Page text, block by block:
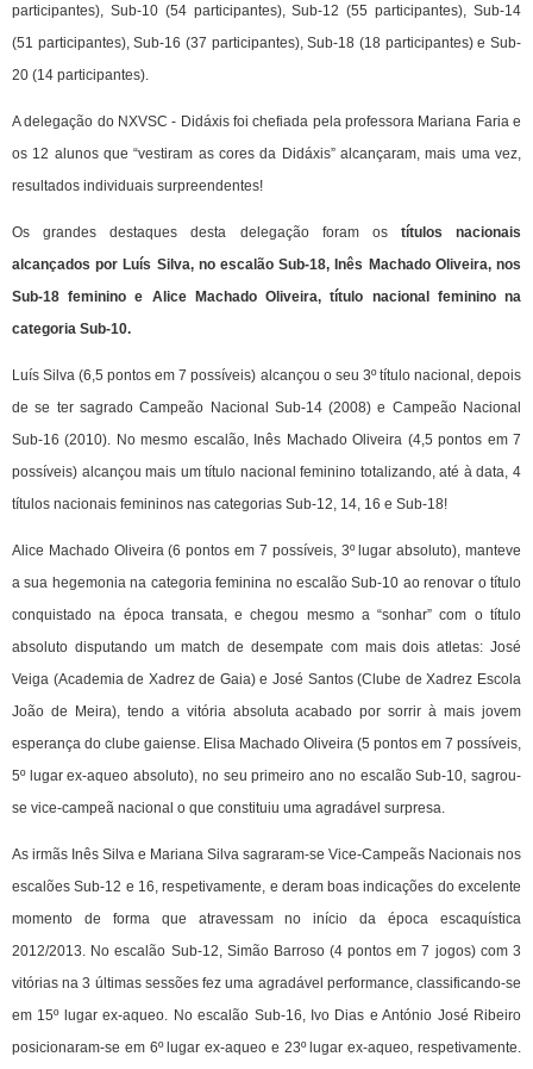
participantes), Sub-10 (54 participantes), Sub-12 (55 participantes), Sub-14
(51 participantes), Sub-16 (37 participantes), Sub-18 (18 participantes) e Sub-
20 (14 participantes).
A delegação do NXVSC - Didáxis foi chefiada pela professora Mariana Faria e
os 12 alunos que “vestiram as cores da Didáxis” alcançaram, mais uma vez,
resultados individuais surpreendentes!
Os grandes destaques desta delegação foram os títulos nacionais
alcançados por Luís Silva, no escalão Sub-18, Inês Machado Oliveira, nos
Sub-18 feminino e Alice Machado Oliveira, título nacional feminino na
categoria Sub-10.
Luís Silva (6,5 pontos em 7 possíveis) alcançou o seu 3º título nacional, depois
de se ter sagrado Campeão Nacional Sub-14 (2008) e Campeão Nacional
Sub-16 (2010). No mesmo escalão, Inês Machado Oliveira (4,5 pontos em 7
possíveis) alcançou mais um título nacional feminino totalizando, até à data, 4
títulos nacionais femininos nas categorias Sub-12, 14, 16 e Sub-18!
Alice Machado Oliveira (6 pontos em 7 possíveis, 3º lugar absoluto), manteve
a sua hegemonia na categoria feminina no escalão Sub-10 ao renovar o título
conquistado na época transata, e chegou mesmo a “sonhar” com o título
absoluto disputando um match de desempate com mais dois atletas: José
Veiga (Academia de Xadrez de Gaia) e José Santos (Clube de Xadrez Escola
João de Meira), tendo a vitória absoluta acabado por sorrir à mais jovem
esperança do clube gaiense. Elisa Machado Oliveira (5 pontos em 7 possíveis,
5º lugar ex-aqueo absoluto), no seu primeiro ano no escalão Sub-10, sagrou-
se vice-campeã nacional o que constituiu uma agradável surpresa.
As irmãs Inês Silva e Mariana Silva sagraram-se Vice-Campeãs Nacionais nos
escalões Sub-12 e 16, respetivamente, e deram boas indicações do excelente
momento de forma que atravessam no início da época escaquística
2012/2013. No escalão Sub-12, Simão Barroso (4 pontos em 7 jogos) com 3
vitórias na 3 últimas sessões fez uma agradável performance, classificando-se
em 15º lugar ex-aqueo. No escalão Sub-16, Ivo Dias e António José Ribeiro
posicionaram-se em 6º lugar ex-aqueo e 23º lugar ex-aqueo, respetivamente.